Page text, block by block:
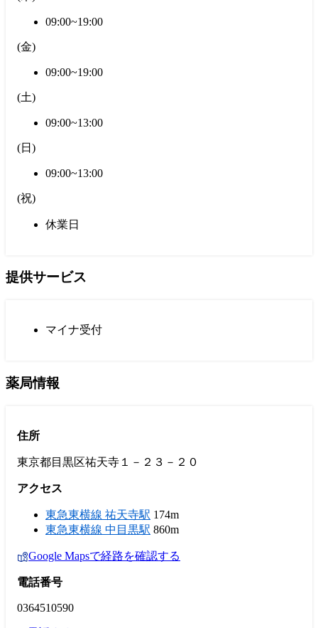
09:00~19:00
(金)
09:00~19:00
(土)
09:00~13:00
(日 )
09:00~13:00
(祝)
休業日
提供サービス
マイナ受付
薬局情報
住所
東京都目黒区祐天寺１－２３－２０
アクセス
東急東横線 祐天寺駅 174m
東急東横線 中目黒駅 860m
Google Mapsで経路を確認する
電話番号
0364510590